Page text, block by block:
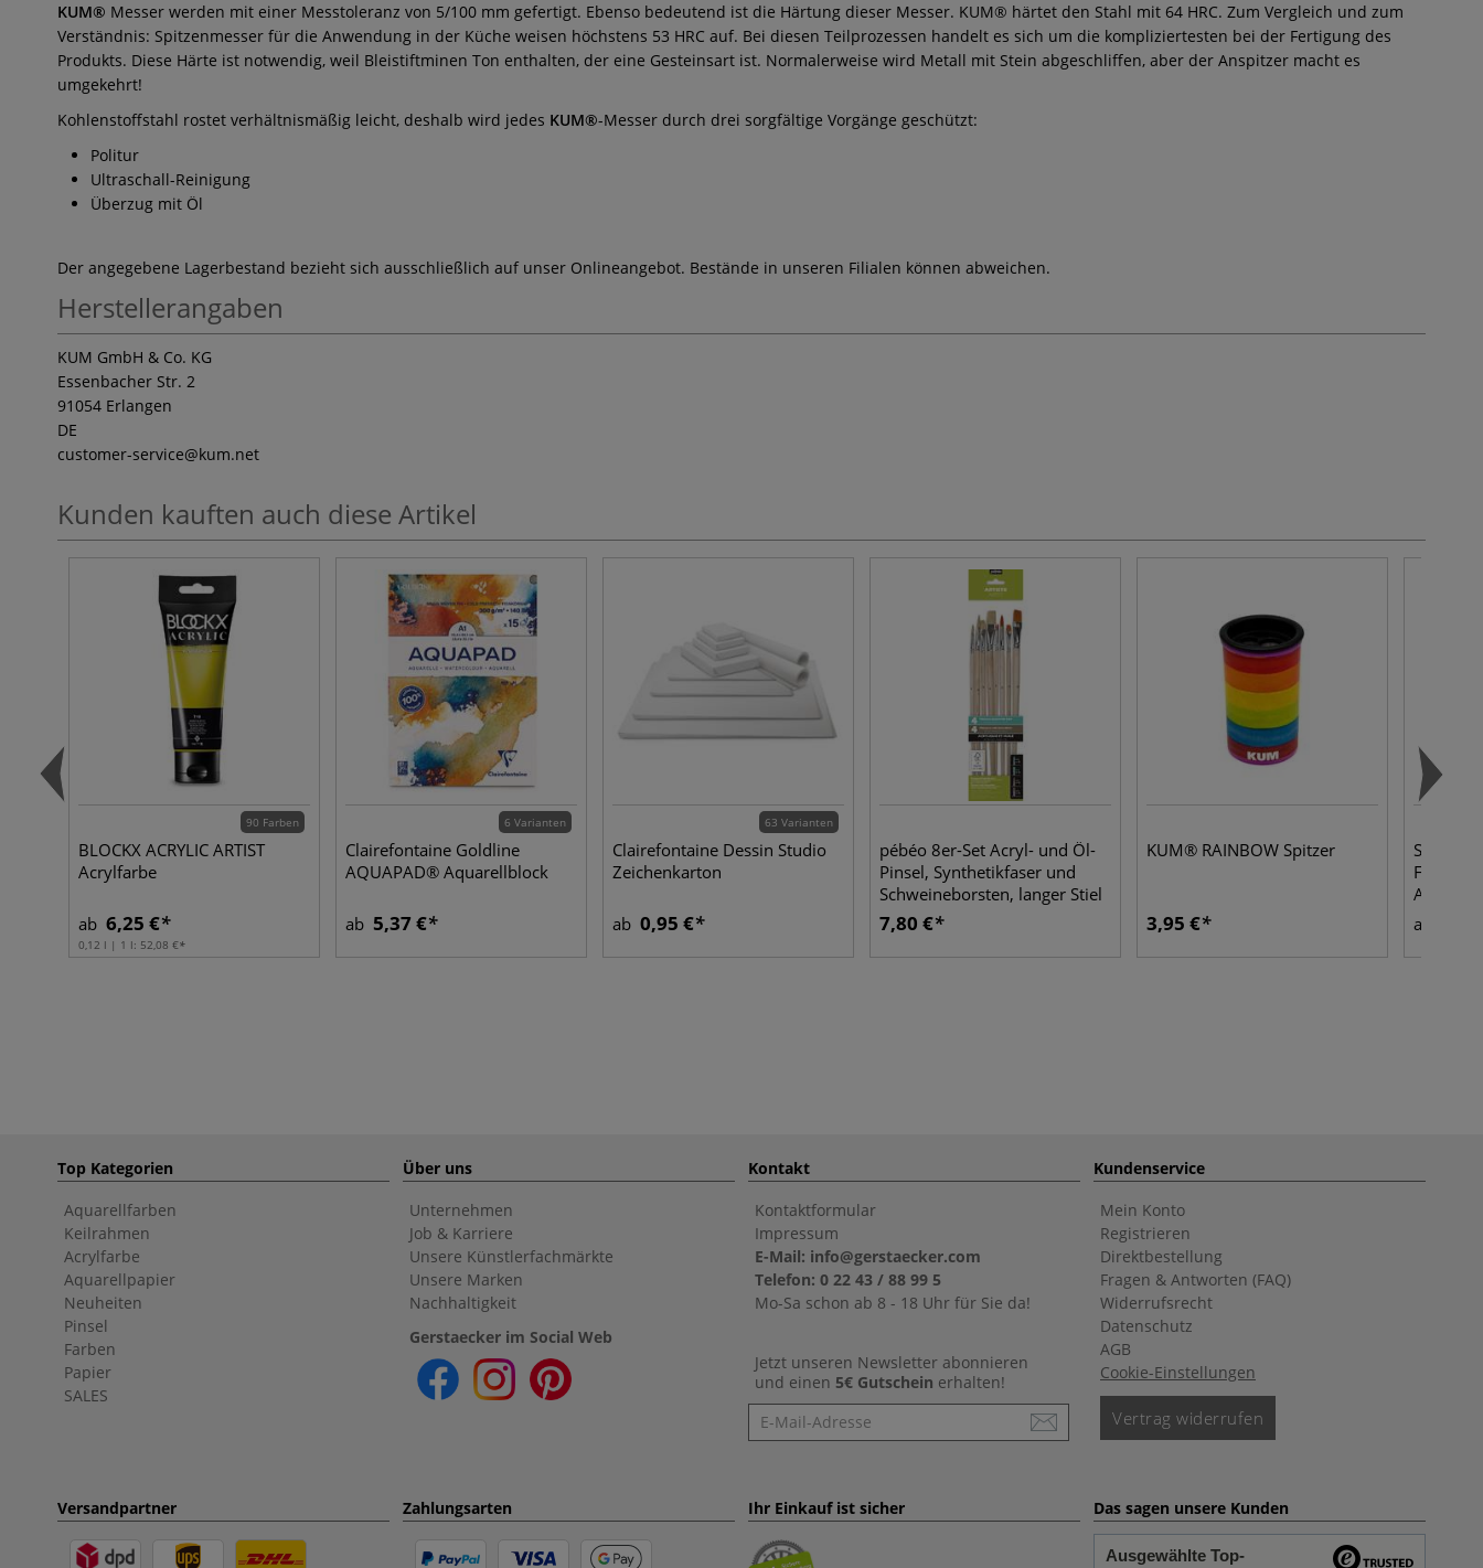
KUM® Messer werden mit einer Messtoleranz von 5/100 mm gefertigt. Ebenso bedeutend ist die Härtung dieser Messer. KUM® härtet den Stahl mit 64 HRC. Zum Vergleich und zum
Verständnis: Spitzenmesser für die Anwendung in der Küche weisen höchstens 53 HRC auf. Bei diesen Teilprozessen handelt es sich um die kompliziertesten bei der Fertigung des
Produkts. Diese Härte ist notwendig, weil Bleistiftminen Ton enthalten, der eine Gesteinsart ist. Normalerweise wird Metall mit Stein abgeschliffen, aber der Anspitzer macht es
umgekehrt!
Kohlenstoffstahl rostet verhältnismäßig leicht, deshalb wird jedes KUM®-Messer durch drei sorgfältige Vorgänge geschützt:
Politur
Ultraschall-Reinigung
Überzug mit Öl
Der angegebene Lagerbestand bezieht sich ausschließlich auf unser Onlineangebot. Bestände in unseren Filialen können abweichen.
Herstellerangaben
KUM GmbH & Co. KG
Essenbacher Str. 2
91054 Erlangen
DE
customer-service@kum.net
Kunden kauften auch diese Artikel
90 Farben
BLOCKX ACRYLIC ARTIST
Acrylfarbe
ab 6,25 €
0,12 l | 1 l: 52,08 €
6 Varianten
Clairefontaine Goldline
AQUAPAD® Aquarellblock
ab 5,37 €
63 Varianten
Clairefontaine Dessin Studio
Zeichenkarton
ab 0,95 €
pébéo 8er-Set Acryl- und Öl-
Pinsel, Synthetikfaser und
Schweineborsten, langer Stiel
7,80 €
KUM® RAINBOW Spitzer
3,95 €
Feinste
ab
Top Kategorien
Aquarellfarben
Keilrahmen
Acrylfarbe
Aquarellpapier
Neuheiten
Pinsel
Farben
Papier
SALES
Über uns
Unternehmen
Job & Karriere
Unsere Künstlerfachmärkte
Unsere Marken
Nachhaltigkeit
Gerstaecker im Social Web
Kontakt
Kontaktformular
Impressum
E-Mail: info@gerstaecker.com
Telefon: 0 22 43 / 88 99 5
Mo-Sa schon ab 8 - 18 Uhr für Sie da!
Jetzt unseren Newsletter abonnieren
und einen 5€ Gutschein erhalten!
Newsletter
Kundenservice
Mein Konto
Registrieren
Direktbestellung
Fragen & Antworten (FAQ)
Widerrufsrecht
Datenschutz
AGB
Cookie-Einstellungen
Vertrag widerrufen
Versandpartner Zahlungsarten Ihr Einkauf ist sicher Das sagen unsere Kunden
Ausgewählte Top-